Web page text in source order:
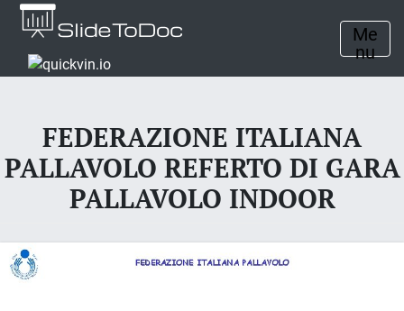
Me
nu
FEDERAZIONE ITALIANA
PALLAVOLO REFERTO DI GARA
PALLAVOLO INDOOR